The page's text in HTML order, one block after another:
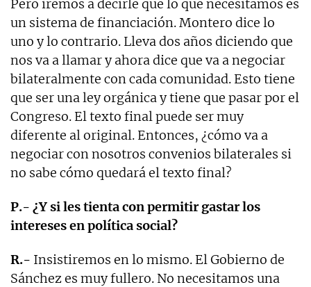
Pero iremos a decirle que lo que necesitamos es
un sistema de financiación. Montero dice lo
uno y lo contrario. Lleva dos años diciendo que
nos va a llamar y ahora dice que va a negociar
bilateralmente con cada comunidad. Esto tiene
que ser una ley orgánica y tiene que pasar por el
Congreso. El texto final puede ser muy
diferente al original. Entonces, ¿cómo va a
negociar con nosotros convenios bilaterales si
no sabe cómo quedará el texto final?
P.- ¿Y si les tienta con permitir gastar los
intereses en política social?
R.- Insistiremos en lo mismo. El Gobierno de
Sánchez es muy fullero. No necesitamos una